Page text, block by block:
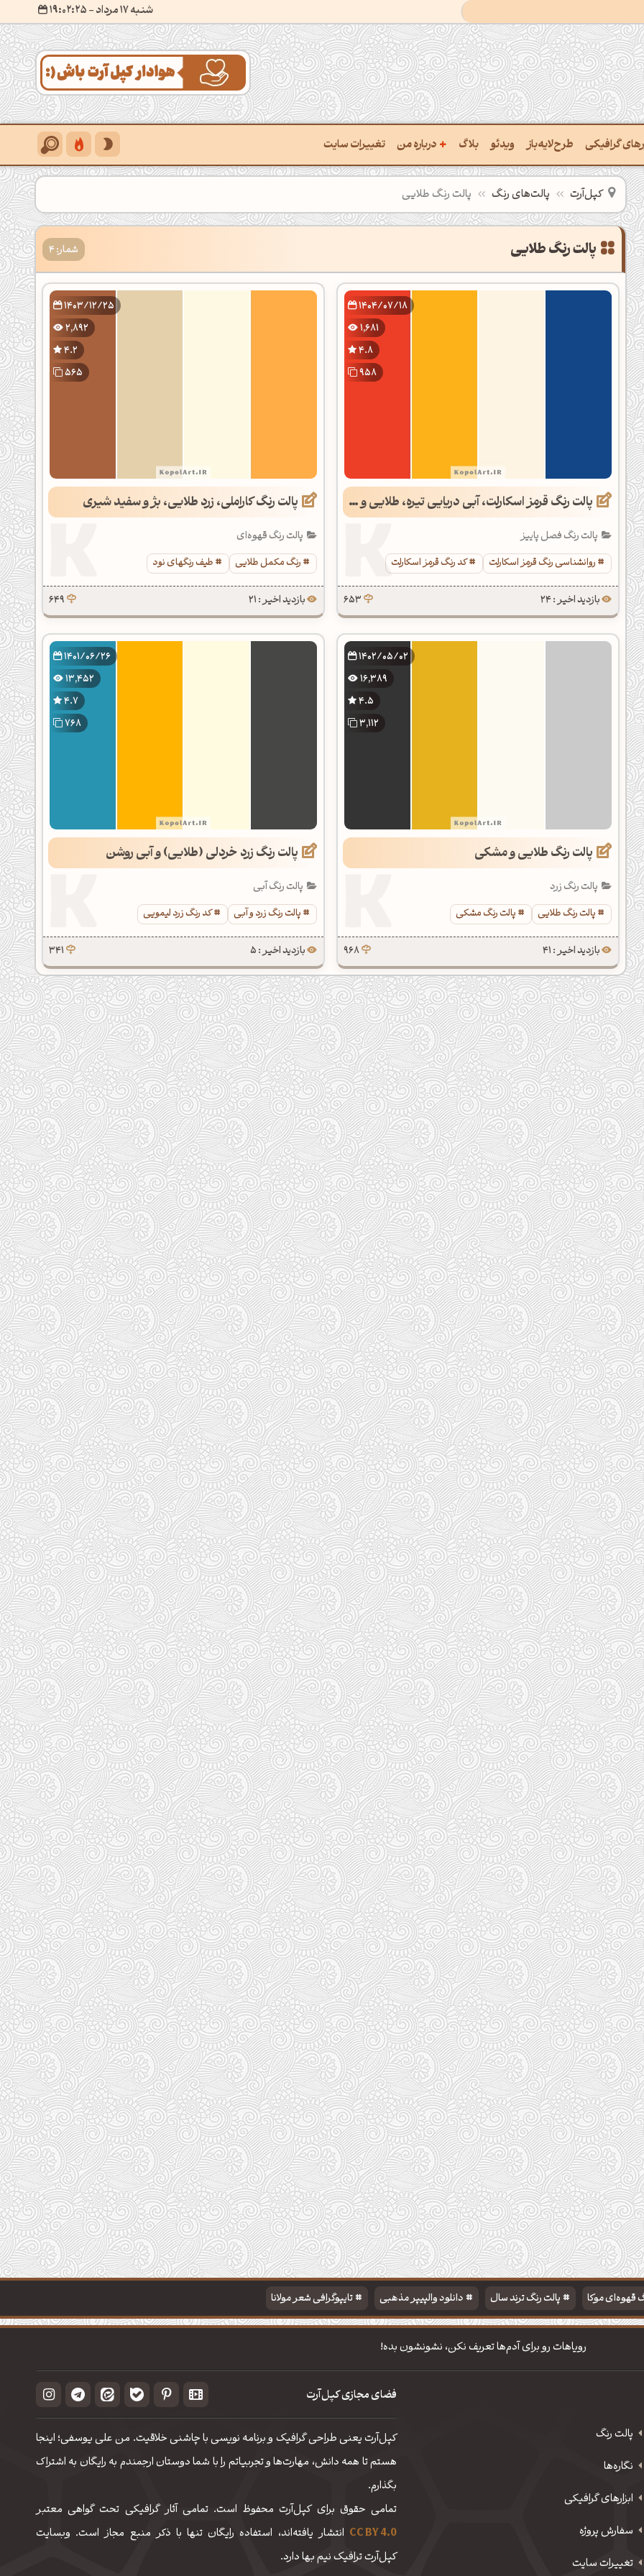
شنبه 17 مرداد
- ۱۹:۰۲:۲۶
گرافیکی
پالت از تصویر
رنگ‌ها باهم
یافتن نام رنگ با کد Hex
استخراج کد رنگ از عکس
ساخت پالت رنگ با هوش‌مصنوعی
کدهای رنگ
یافتن رنگ مکمل
مشاهده تمام ابزارها
طرح‌لایه‌باز ویدئو بلاگ + درباره من
درباره‌من
سفارش پروژه
سوالات متداول‌‌
تغییرات سایت
کپل‌آرت پالت‌های رنگ پالت رنگ طلایی
شمار: 4
1404/07/18
1,681
4.8
958
پالت رنگ قرمز اسکارلت، آبی دریایی تیره، طلایی و عاجی
پالت رنگ فصل پاییز
روانشناسی رنگ قرمز اسکارلت
کد رنگ قرمز اسکارلت
بازدید اخیر : 24 653
1403/12/25
2,892
4.2
565
پالت رنگ کاراملی، زرد طلایی، بژ و سفید شیری
پالت رنگ قهوه‌ای
رنگ مکمل طلایی
طیف رنگهای نود
بازدید اخیر : 21 649
1402/05/02
16,389
4.5
3,112
پالت رنگ طلایی و مشکی
پالت رنگ زرد
پالت رنگ طلایی
پالت رنگ مشکی
بازدید اخیر : 41 968
1401/06/26
13,452
4.7
768
پالت رنگ زرد خردلی (طلایی) و آبی روشن
پالت رنگ آبی
پالت رنگ زرد و آبی
کد رنگ زرد لیمویی
بازدید اخیر : 5 341
قهوه‌ای موکا پالت رنگ ترند سال دانلود والپیپر مذهبی تایپوگرافی شعر مولانا
رویاهات رو برای آدم‌ها تعریف نکن، نشونشون بده!
پالت رنگ
نگاره‌ها
ابزارهای گرافیکی
سفارش پروژه
تغییرات سایت
فضای مجازی کپل‌آرت
کپل‌آرت یعنی طراحی گرافیک و برنامه نویسی با چاشنی خلاقیت. من علی یوسفی؛ اینجا
هستم تا همه دانش، مهارت‌‌ها و تجربیاتم را با شما دوستان ارجمندم به رایگان به اشتراک
بگذارم.
تمامی حقوق برای کپل‌آرت محفوظ است. تمامی آثار گرافیکی تحت گواهی معتبر
CC BY 4.0 انتشار یافته‌اند، استفاده رایگان تنها با ذکر منبع مجاز است. وبسایت
کپل‌آرت ترافیک نیم بها دارد.